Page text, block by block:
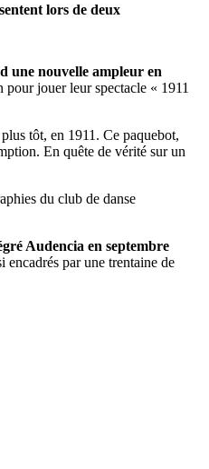
lors de deux
une nouvelle ampleur en
jouer leur spectacle « 1911
tôt, en 1911. Ce paquebot,
En quête de vérité sur un
du club de danse
Audencia en septembre
encadrés par une trentaine de